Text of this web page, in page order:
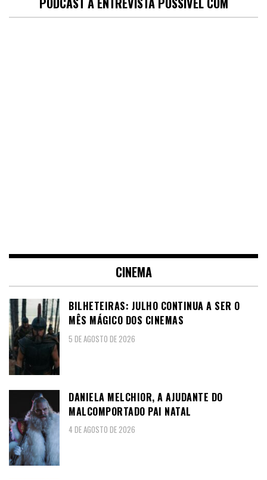
CINEMA
BILHETEIRAS: JULHO CONTINUA A SER O
MÊS MÁGICO DOS CINEMAS
5 DE AGOSTO DE 2026
DANIELA MELCHIOR, A AJUDANTE DO
MALCOMPORTADO PAI NATAL
4 DE AGOSTO DE 2026